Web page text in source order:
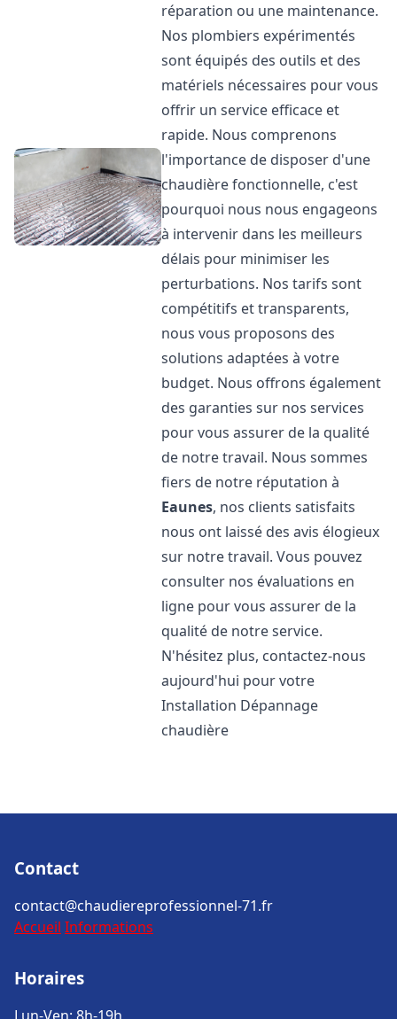
réparation ou une maintenance.
Nos plombiers expérimentés
sont équipés des outils et des
matériels nécessaires pour vous
offrir un service efficace et
rapide. Nous comprenons
l'importance de disposer d'une
chaudière fonctionnelle, c'est
pourquoi nous nous engageons
à intervenir dans les meilleurs
délais pour minimiser les
perturbations. Nos tarifs sont
compétitifs et transparents,
nous vous proposons des
solutions adaptées à votre
budget. Nous offrons également
des garanties sur nos services
pour vous assurer de la qualité
de notre travail. Nous sommes
fiers de notre réputation à
Eaunes, nos clients satisfaits
nous ont laissé des avis élogieux
sur notre travail. Vous pouvez
consulter nos évaluations en
ligne pour vous assurer de la
qualité de notre service.
N'hésitez plus, contactez-nous
aujourd'hui pour votre
Installation Dépannage
chaudière
Contact
contact@chaudiereprofessionnel-71.fr
Accueil Informations
Horaires